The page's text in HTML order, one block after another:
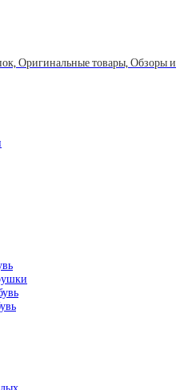
Оригинальные товары, Обзоры и